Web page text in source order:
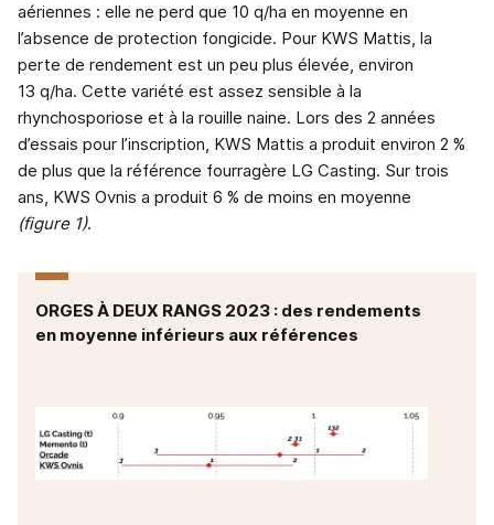
aériennes : elle ne perd que 10 q/ha en moyenne en
l’absence de protection fongicide. Pour KWS Mattis, la
perte de rendement est un peu plus élevée, environ
13 q/ha. Cette variété est assez sensible à la
rhynchosporiose et à la rouille naine. Lors des 2 années
d’essais pour l’inscription, KWS Mattis a produit environ 2 %
de plus que la référence fourragère LG Casting. Sur trois
ans, KWS Ovnis a produit 6 % de moins en moyenne
(figure 1).
ORGES À DEUX RANGS 2023 : des rendements
en moyenne inférieurs aux références